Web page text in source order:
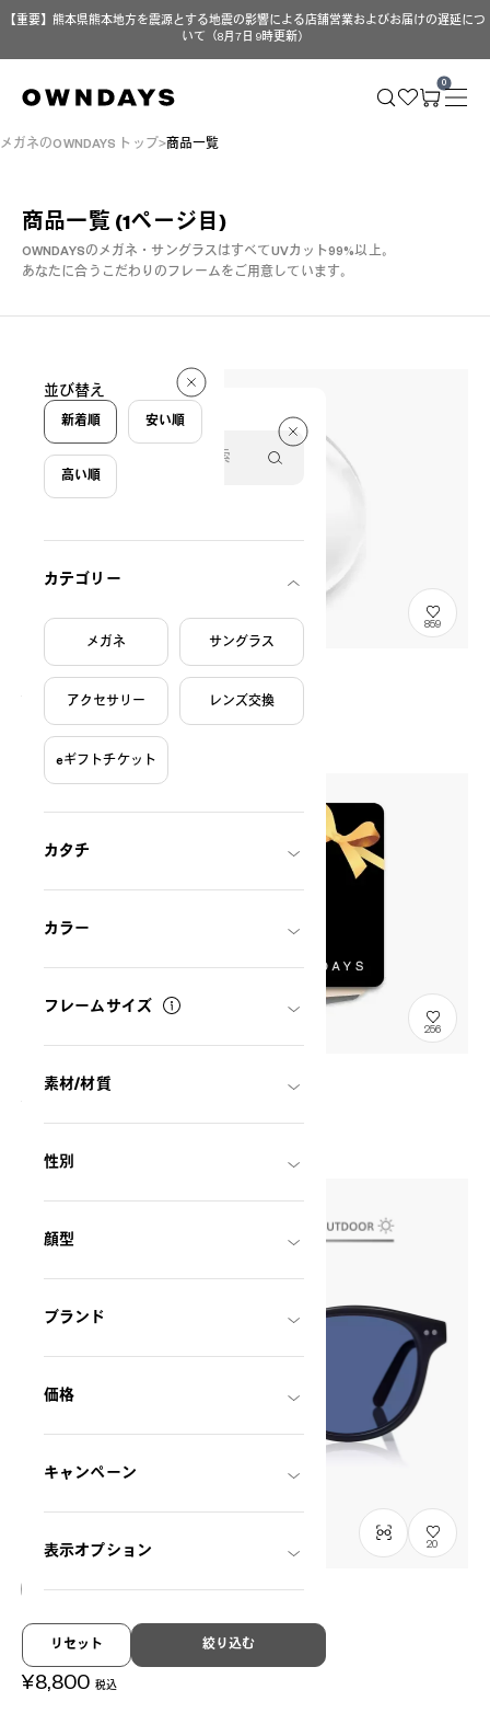
【重要】熊本県熊本地方を震源とする地震の影響による店舗営業およびお届けの遅延につ
いて（8月7日 9時更新）
0
メガネのOWNDAYS トップ 商品一覧
商品一覧(1ページ目)
OWNDAYSのメガネ・サングラスはすべてUVカット99%以上。
あなたに合うこだわりのフレームをご用意しています。
293 件
絞り込み条件
カテゴリー
メガネ サングラス
アクセサリー レンズ交換
eギフトチケット
カタチ
カラー
フレームサイズ
素材/材質
性別
顔型
ブランド
価格
キャンペーン
表示オプション
絞り込む
リセット
並び替え
新着順 安い順
高い順
859
オンラインレンズ交換
GlassesProcessingFee
¥7,700 税込 〜
256
GIFTTICKET
20
OWNDAYS | SUN
SUN2128M-6S /
¥8,800 税込